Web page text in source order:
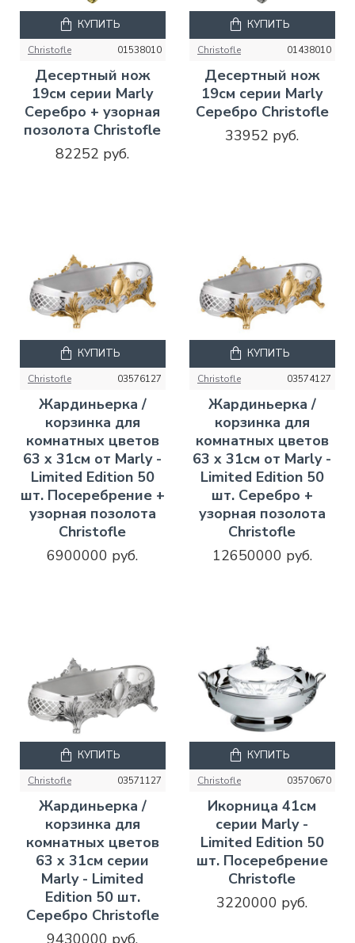
Christofle 01538010
Десертный нож
19см серии Marly
Серебро + узорная
позолота Christofle
82252 руб.
КУПИТЬ
Christofle 01438010
Десертный нож
19см серии Marly
Серебро Christofle
33952 руб.
КУПИТЬ
Christofle 03576127
Жардиньерка /
корзинка для
комнатных цветов
63 x 31см от Marly -
Limited Edition 50
шт. Посеребрение +
узорная позолота
Christofle
6900000 руб.
КУПИТЬ
Christofle 03574127
Жардиньерка /
корзинка для
комнатных цветов
63 x 31см от Marly -
Limited Edition 50
шт. Серебро +
узорная позолота
Christofle
12650000 руб.
КУПИТЬ
Christofle 03571127
Жардиньерка /
корзинка для
комнатных цветов
63 x 31см серии
Marly - Limited
Edition 50 шт.
Серебро Christofle
9430000 руб.
КУПИТЬ
Christofle 03570670
Икорница 41см
серии Marly -
Limited Edition 50
шт. Посеребрение
Christofle
3220000 руб.
КУПИТЬ